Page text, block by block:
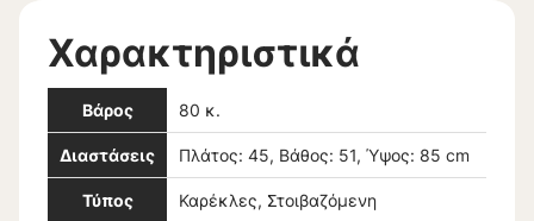
Χαρακτηριστικά
Βάρος 80 κ.
Διαστάσεις Πλάτος: 45, Βάθος: 51, Ύψος: 85 cm
Τύπος Καρέκλες, Στοιβαζόμενη